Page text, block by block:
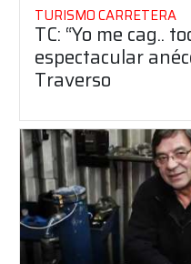
TURISMO CARRETERA
TC: “Yo me cag..
espectacular
Traverso